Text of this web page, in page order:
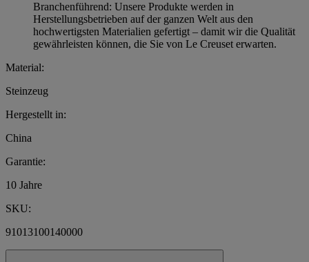
Branchenführend: Unsere Produkte werden in
Herstellungsbetrieben auf der ganzen Welt aus den
hochwertigsten Materialien gefertigt – damit wir die Qualität
gewährleisten können, die Sie von Le Creuset erwarten.
Material:
Steinzeug
Hergestellt in:
China
Garantie:
10 Jahre
SKU:
91013100140000